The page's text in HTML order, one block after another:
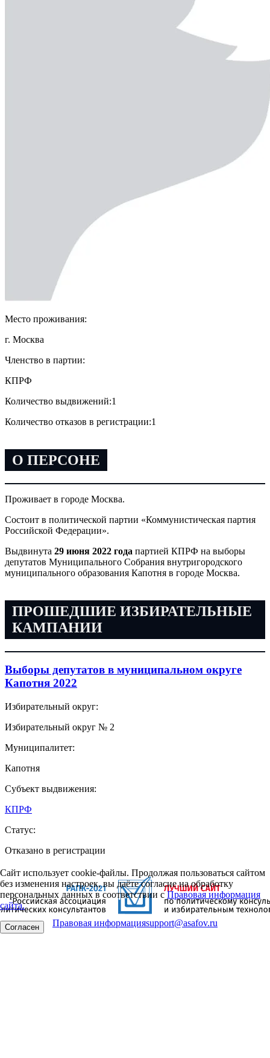
Место проживания:
г. Москва
Членство в партии:
КПРФ
Количество выдвижений:1
Количество отказов в регистрации:1
О ПЕРСОНЕ
Проживает в городе Москва.
Состоит в политической партии «Коммунистическая партия
Российской Федерации».
Выдвинута 29 июня 2022 года партией КПРФ на выборы
депутатов Муниципального Собрания внутригородского
муниципального образования Капотня в городе Москва.
ПРОШЕДШИЕ ИЗБИРАТЕЛЬНЫЕ
КАМПАНИИ
Выборы депутатов в муниципальном округе
Капотня 2022
Избирательный округ:
Избирательный округ № 2
Муниципалитет:
Капотня
Субъект выдвижения:
КПРФ
Статус:
Отказано в регистрации
Сайт использует cookie-файлы. Продолжая пользоваться сайтом
без изменения настроек, вы даёте согласие на обработку
персональных данных в соответствии сПравовая информация
сайта.
Согласен Правовая информацияsupport@asafov.ru